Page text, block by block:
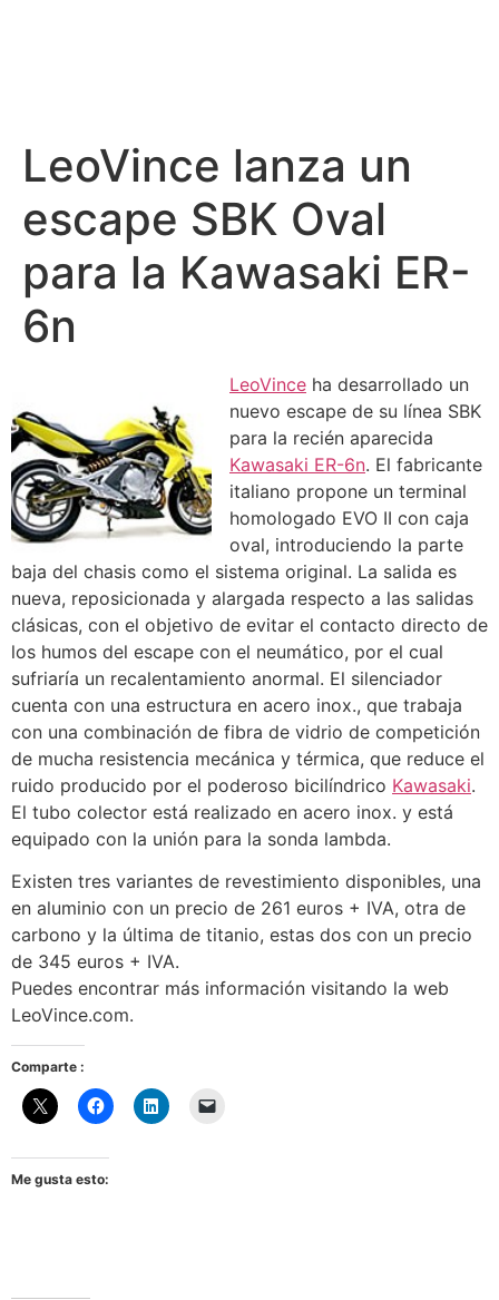
LeoVince lanza un
escape SBK Oval
para la Kawasaki ER-
6n
LeoVince ha desarrollado un
nuevo escape de su línea SBK
para la recién aparecida
Kawasaki ER-6n. El fabricante
italiano propone un terminal
homologado EVO II con caja
oval, introduciendo la parte
baja del chasis como el sistema original. La salida es
nueva, reposicionada y alargada respecto a las salidas
clásicas, con el objetivo de evitar el contacto directo de
los humos del escape con el neumático, por el cual
sufriaría un recalentamiento anormal. El silenciador
cuenta con una estructura en acero inox., que trabaja
con una combinación de fibra de vidrio de competición
de mucha resistencia mecánica y térmica, que reduce el
ruido producido por el poderoso bicilíndrico Kawasaki.
El tubo colector está realizado en acero inox. y está
equipado con la unión para la sonda lambda.
Existen tres variantes de revestimiento disponibles, una
en aluminio con un precio de 261 euros + IVA, otra de
carbono y la última de titanio, estas dos con un precio
de 345 euros + IVA.
Puedes encontrar más información visitando la web
LeoVince.com.
Comparte :
Me gusta esto: